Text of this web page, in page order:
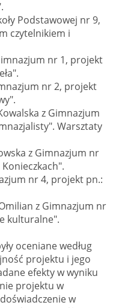
Podstawowej nr 9,
czytelnikiem i
nr 1, projekt
nr 2, projekt
z Gimnazjum
Warsztaty
z Gimnazjum nr
nr 4, projekt pn.:
z Gimnazjum nr
kulturalne".
oceniane według
projektu i jego
efekty w wyniku
projektu w
w